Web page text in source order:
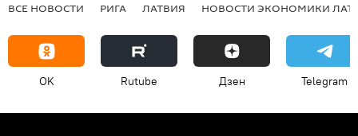
ВСЕ НОВОСТИ РИГА ЛАТВИЯ НОВОСТИ ЭКОНОМИКИ
OK Rutube Дзен Telegram